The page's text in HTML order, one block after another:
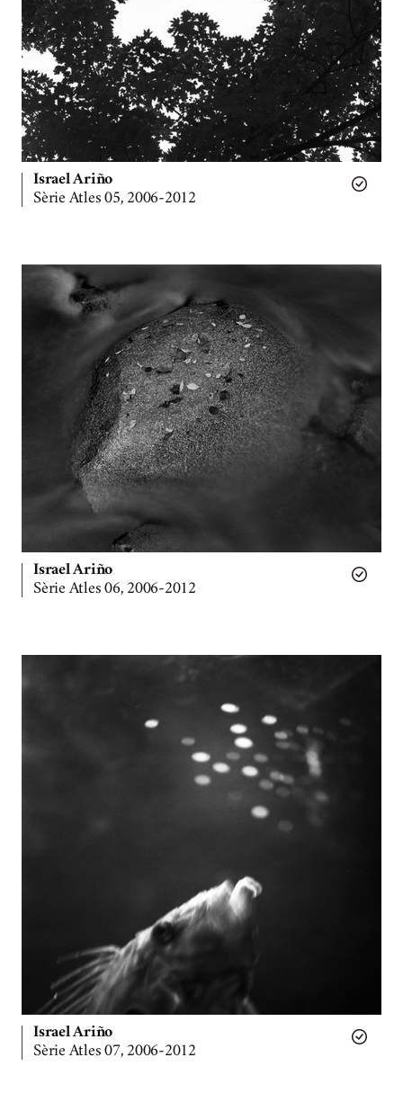
Israel Ariño
Sèrie Atles 05, 2006-2012
Israel Ariño
Sèrie Atles 06, 2006-2012
Israel Ariño
Sèrie Atles 07, 2006-2012